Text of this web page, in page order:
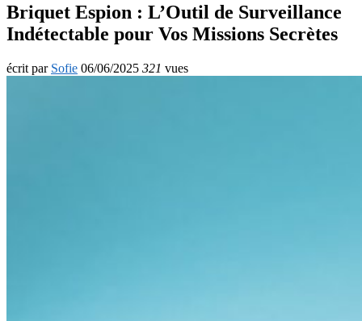
Briquet Espion : L’Outil de Surveillance
Indétectable pour Vos Missions Secrètes
écrit par Sofie 06/06/2025 321 vues